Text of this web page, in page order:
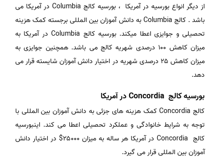
از دیگر انواع بورسیه در آمریکا ، بورسیه کالج Columbia در آمریکا می
باشد . کالج Columbia به دانش آموزان بین المللی برجسته کمک هزینه
تحصیلی و جوایزی اعطا میکند. بورسیه کالج Columbia در آمریکا به
میزان کاهش ۱۰۰ درصدی شهریه کالج می باشد. همچنین جوایزی به
میزان کاهش ۲۵ درصدی شهریه در اختیار دانش آموزان شایسته قرار می
دهد.
بورسیه کالج Concordia در آمریکا
کالج Concordia کمک هزینه های جزئی به دانش آموزان بین المللی با
توجه به شرایط خانوادگی و عملکرد تحصیلی اعطا می کند. اینبورسیه
کالج Concordia در آمریکا هر ساله به میزان ۲۵۰۰۰$ در اختیار دانش
آموزان بین المللی قرار می گیرد.